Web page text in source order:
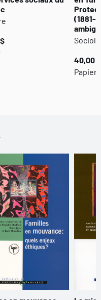
(1881-
40,00 $
Papier